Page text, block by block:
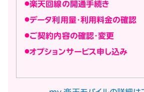
楽天回線の開通手続き
データ利用量・利用料金の確認
ご契約内容の確認・変更
オプションサービス申し込み